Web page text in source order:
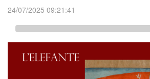
24/07/2025 09:21:41